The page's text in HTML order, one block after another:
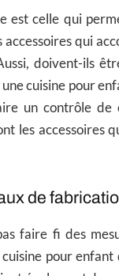
est celle qui
qui
doivent-ils
cuisine pour
un contrôle de
les accessoires
de
faire fi des
pour enfant